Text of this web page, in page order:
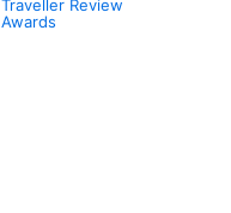
Traveller Review
Awards